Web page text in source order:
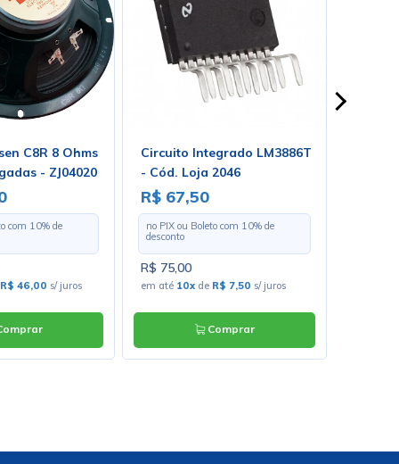
em até x de R$1,00
C8R 8 Ohms
- ZJ04020
com 10% de
R$ 46,00 s/ juros
Circuito Integrado LM3886T
- Cód. Loja 2046
R$ 67,50
no PIX ou Boleto com 10% de
desconto
R$ 75,00
em até 10xde R$ 7,50 s/ juros
Comprar